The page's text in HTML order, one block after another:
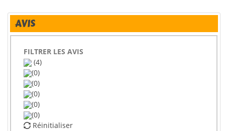
AVIS
FILTRER LES AVIS
(4)
(0)
(0)
(0)
(0)
(0)
Réinitialiser